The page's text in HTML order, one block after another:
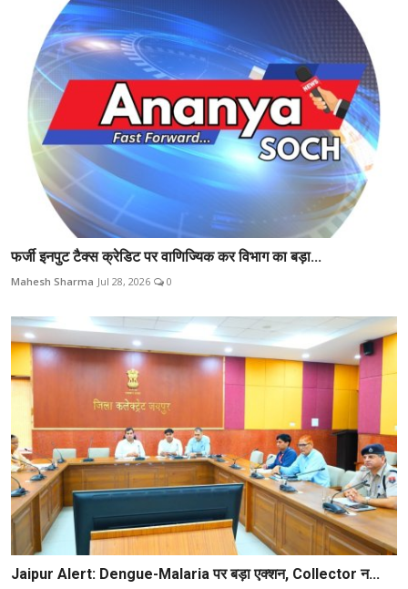
फर्जी इनपुट टैक्स क्रेडिट पर वाणिज्यिक कर विभाग का बड़ा...
Mahesh Sharma Jul 28, 2026 0
Jaipur Alert: Dengue-Malaria पर बड़ा एक्शन, Collector न...